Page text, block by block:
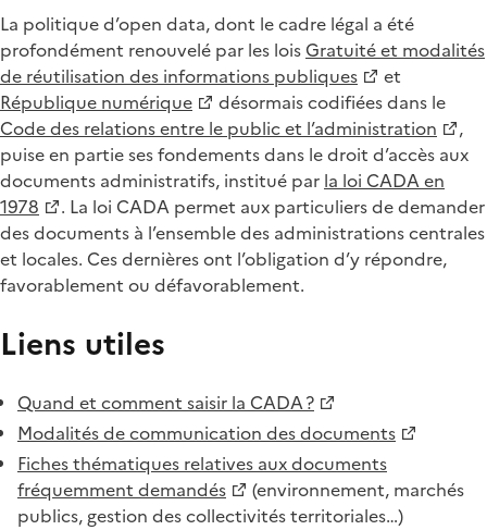
La politique d’open data, dont le cadre légal a été
profondément renouvelé par les loisGratuité et modalités
de réutilisation des informations publiques
et
République numérique
désormais codifiées dans le
Code des relations entre le public et l’administration
,
puise en partie ses fondements dans le droit d’accès aux
documents administratifs, institué par la loi CADA en
1978
. La loi CADA permet aux particuliers de demander
des documents à l’ensemble des administrations centrales
et locales. Ces dernières ont l’obligation d’y répondre,
favorablement ou défavorablement.
Liens utiles
Quand et comment saisir la CADA ?
Modalités de communication des documents
Fiches thématiques relatives aux documents
fréquemment demandés
(environnement, marchés
publics, gestion des collectivités territoriales…)